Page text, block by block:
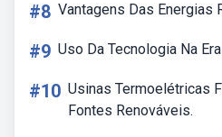
#8 Vantagens Das Energias
#9 Uso Da Tecnologia Na
#10 Usinas Termoelétricas
Fontes Renováveis.